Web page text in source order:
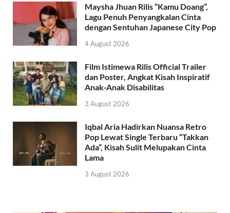
Maysha Jhuan Rilis “Kamu Doang”,
Lagu Penuh Penyangkalan Cinta
dengan Sentuhan Japanese City Pop
4 August 2026
Film Istimewa Rilis Official Trailer
dan Poster, Angkat Kisah Inspiratif
Anak-Anak Disabilitas
3 August 2026
Iqbal Aria Hadirkan Nuansa Retro
Pop Lewat Single Terbaru “Takkan
Ada”, Kisah Sulit Melupakan Cinta
Lama
3 August 2026